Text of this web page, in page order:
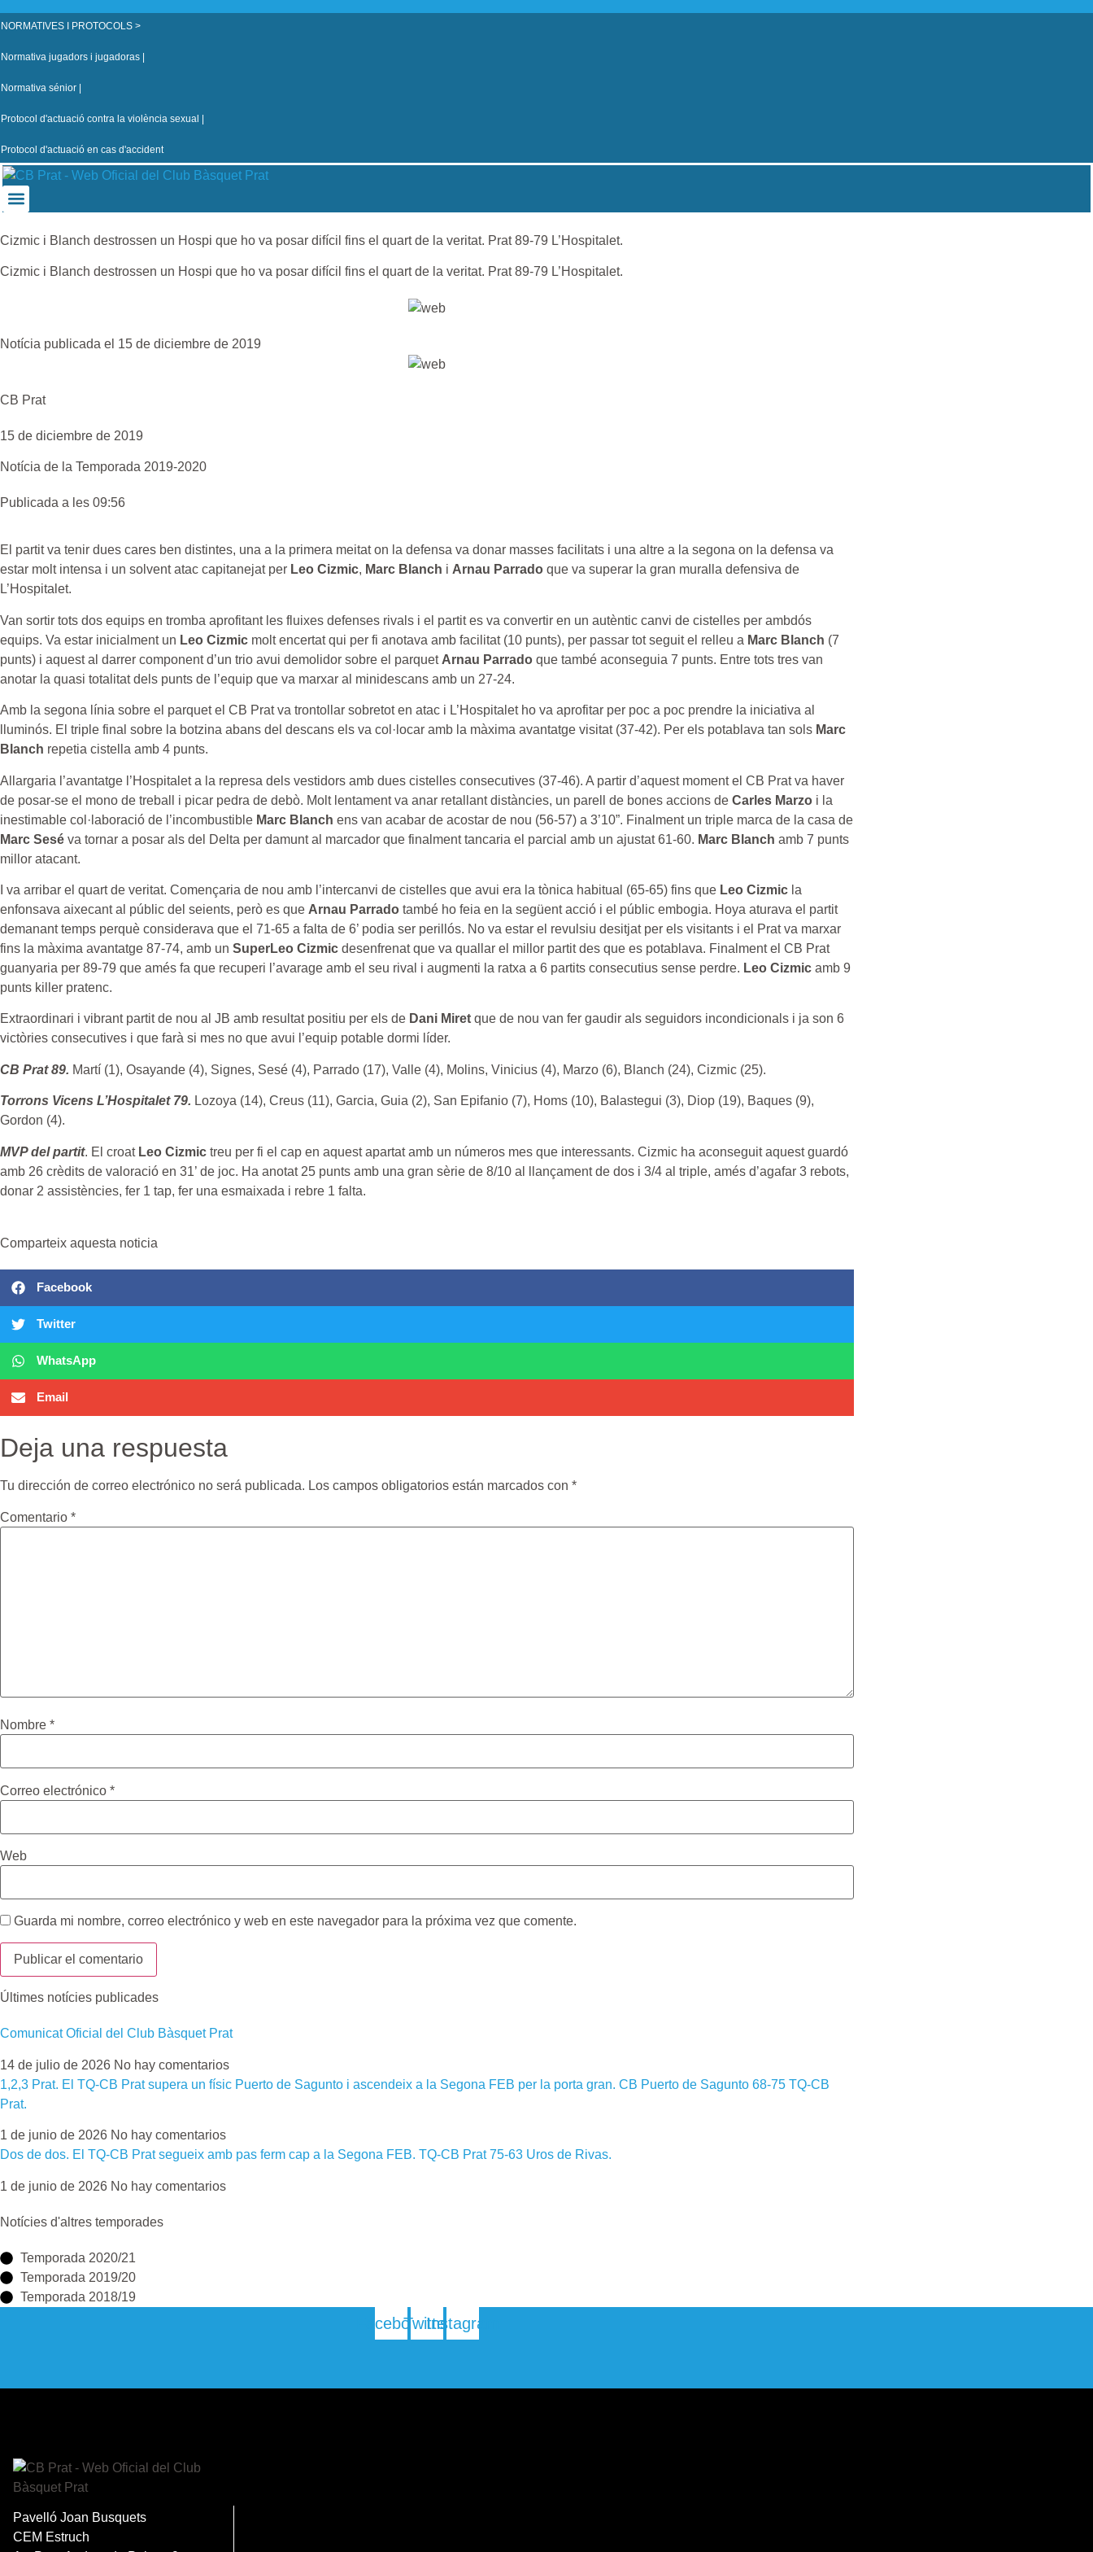
NORMATIVES I PROTOCOLS >
Normativa jugadors i jugadoras |
Normativa sénior |
Protocol d'actuació contra la violència sexual |
Protocol d'actuació en cas d'accident
Cizmic i Blanch destrossen un Hospi que ho va posar difícil fins el quart de la veritat. Prat 89-79 L’Hospitalet.
Cizmic i Blanch destrossen un Hospi que ho va posar difícil fins el quart de la veritat. Prat 89-79 L’Hospitalet.
Notícia publicada el 15 de diciembre de 2019
CB Prat
15 de diciembre de 2019
Notícia de la Temporada 2019-2020
Publicada a les 09:56
El partit va tenir dues cares ben distintes, una a la primera meitat on la defensa va donar masses facilitats i una altre a la segona on la defensa va
estar molt intensa i un solvent atac capitanejat per Leo Cizmic, Marc Blanch i Arnau Parrado que va superar la gran muralla defensiva de
L’Hospitalet.
Van sortir tots dos equips en tromba aprofitant les fluixes defenses rivals i el partit es va convertir en un autèntic canvi de cistelles per ambdós
equips. Va estar inicialment un Leo Cizmic molt encertat qui per fi anotava amb facilitat (10 punts), per passar tot seguit el relleu a Marc Blanch (7
punts) i aquest al darrer component d’un trio avui demolidor sobre el parquet Arnau Parrado que també aconseguia 7 punts. Entre tots tres van
anotar la quasi totalitat dels punts de l’equip que va marxar al minidescans amb un 27-24.
Amb la segona línia sobre el parquet el CB Prat va trontollar sobretot en atac i L’Hospitalet ho va aprofitar per poc a poc prendre la iniciativa al
lluminós. El triple final sobre la botzina abans del descans els va col·locar amb la màxima avantatge visitat (37-42). Per els potablava tan sols Marc
Blanch repetia cistella amb 4 punts.
Allargaria l’avantatge l’Hospitalet a la represa dels vestidors amb dues cistelles consecutives (37-46). A partir d’aquest moment el CB Prat va haver
de posar-se el mono de treball i picar pedra de debò. Molt lentament va anar retallant distàncies, un parell de bones accions de Carles Marzo i la
inestimable col·laboració de l’incombustible Marc Blanch ens van acabar de acostar de nou (56-57) a 3’10”. Finalment un triple marca de la casa de
Marc Sesé va tornar a posar als del Delta per damunt al marcador que finalment tancaria el parcial amb un ajustat 61-60. Marc Blanch amb 7 punts
millor atacant.
I va arribar el quart de veritat. Començaria de nou amb l’intercanvi de cistelles que avui era la tònica habitual (65-65) fins que Leo Cizmic la
enfonsava aixecant al públic del seients, però es que Arnau Parrado també ho feia en la següent acció i el públic embogia. Hoya aturava el partit
demanant temps perquè considerava que el 71-65 a falta de 6’ podia ser perillós. No va estar el revulsiu desitjat per els visitants i el Prat va marxar
fins la màxima avantatge 87-74, amb un SuperLeo Cizmic desenfrenat que va quallar el millor partit des que es potablava. Finalment el CB Prat
guanyaria per 89-79 que amés fa que recuperi l’avarage amb el seu rival i augmenti la ratxa a 6 partits consecutius sense perdre. Leo Cizmic amb 9
punts killer pratenc.
Extraordinari i vibrant partit de nou al JB amb resultat positiu per els de Dani Miret que de nou van fer gaudir als seguidors incondicionals i ja son 6
victòries consecutives i que farà si mes no que avui l’equip potable dormi líder.
CB Prat 89. Martí (1), Osayande (4), Signes, Sesé (4), Parrado (17), Valle (4), Molins, Vinicius (4), Marzo (6), Blanch (24), Cizmic (25).
Torrons Vicens L’Hospitalet 79. Lozoya (14), Creus (11), Garcia, Guia (2), San Epifanio (7), Homs (10), Balastegui (3), Diop (19), Baques (9),
Gordon (4).
MVP del partit. El croat Leo Cizmic treu per fi el cap en aquest apartat amb un números mes que interessants. Cizmic ha aconseguit aquest guardó
amb 26 crèdits de valoració en 31’ de joc. Ha anotat 25 punts amb una gran sèrie de 8/10 al llançament de dos i 3/4 al triple, amés d’agafar 3 rebots,
donar 2 assistències, fer 1 tap, fer una esmaixada i rebre 1 falta.
Comparteix aquesta noticia
Facebook
Twitter
WhatsApp
Email
Deja una respuesta
Tu dirección de correo electrónico no será publicada. Los campos obligatorios están marcados con *
Comentario *
Nombre *
Correo electrónico *
Web
Guarda mi nombre, correo electrónico y web en este navegador para la próxima vez que comente.
Últimes notícies publicades
Comunicat Oficial del Club Bàsquet Prat
14 de julio de 2026 No hay comentarios
1,2,3 Prat. El TQ-CB Prat supera un físic Puerto de Sagunto i ascendeix a la Segona FEB per la porta gran. CB Puerto de Sagunto 68-75 TQ-CB
Prat.
1 de junio de 2026 No hay comentarios
Dos de dos. El TQ-CB Prat segueix amb pas ferm cap a la Segona FEB. TQ-CB Prat 75-63 Uros de Rivas.
1 de junio de 2026 No hay comentarios
Notícies d'altres temporades
Temporada 2020/21
Temporada 2019/20
Temporada 2018/19
FacebookTwitterInstagram
Pavelló Joan Busquets
CEM Estruch